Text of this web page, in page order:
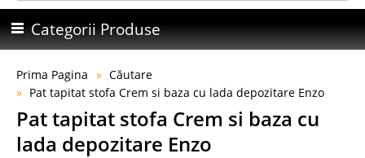
Categorii Produse
Prima Pagina
Căutare
Pat tapitat stofa Crem si baza cu lada depozitare Enzo
Pat tapitat stofa Crem si baza cu
lada depozitare Enzo